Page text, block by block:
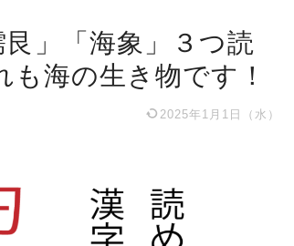
艮」「海象」３つ読
海の生き物です！
2025年1月1日（水）